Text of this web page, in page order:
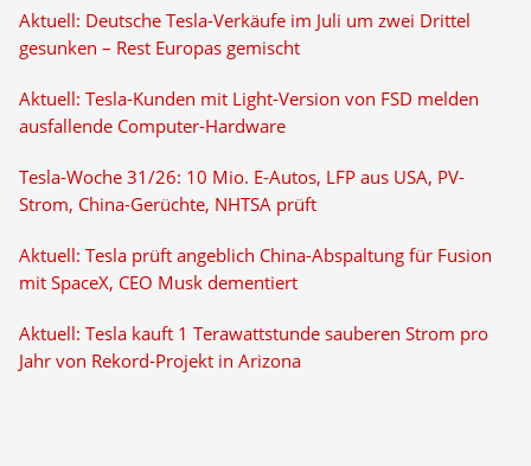
Aktuell: Deutsche Tesla-Verkäufe im Juli um zwei Drittel
gesunken – Rest Europas gemischt
Aktuell: Tesla-Kunden mit Light-Version von FSD melden
ausfallende Computer-Hardware
Tesla-Woche 31/26: 10 Mio. E-Autos, LFP aus USA, PV-
Strom, China-Gerüchte, NHTSA prüft
Aktuell: Tesla prüft angeblich China-Abspaltung für Fusion
mit SpaceX, CEO Musk dementiert
Aktuell: Tesla kauft 1 Terawattstunde sauberen Strom pro
Jahr von Rekord-Projekt in Arizona